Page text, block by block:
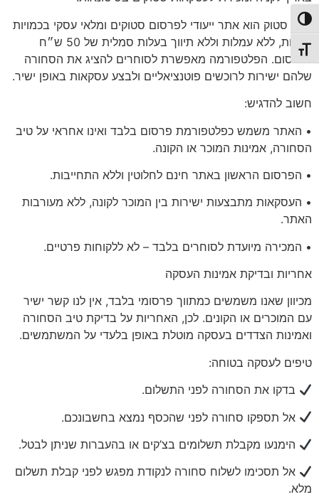
הפעל/כבה ניגודיות גבוהה
מתג גודל גופן
סיטי סטוק הוא אתר ייעודי לפרסום סטוקים ומלאי עסקי בכמויות
גדולות, ללא עמלות וללא תיווך בעלות סמלית של 50 ש״ח
לפרסום. הפלטפורמה מאפשרת לסוחרים להציג את הסחורה
שלהם ישירות לרוכשים פוטנציאליים ולבצע עסקאות באופן ישיר.
חשוב להדגיש:
• האתר משמש כפלטפורמת פרסום בלבד ואינו אחראי על טיב
הסחורה, אמינות המוכר או הקונה.
• הפרסום הראשון באתר חינם לחלוטין וללא התחייבות.
• העסקאות מתבצעות ישירות בין המוכר לקונה, ללא מעורבות
האתר.
• המכירה מיועדת לסוחרים בלבד – לא ללקוחות פרטיים.
אחריות ובדיקת אמינות העסקה
מכיוון שאנו משמשים כמתווך פרסומי בלבד, אין לנו קשר ישיר
עם המוכרים או הקונים. לכן, האחריות על בדיקת טיב הסחורה
ואמינות הצדדים בעסקה מוטלת באופן בלעדי על המשתמשים.
טיפים לעסקה בטוחה:
בדקו את הסחורה לפני התשלום.
אל תספקו סחורה לפני שהכסף נמצא בחשבונכם.
הימנעו מקבלת תשלומים בצ’קים או בהעברות שניתן לבטל.
אל תסכימו לשלוח סחורה לנקודת מפגש לפני קבלת תשלום
מלא.